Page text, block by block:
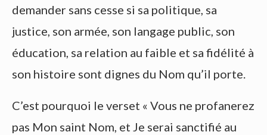
demander sans cesse si sa politique, sa
justice, son armée, son langage public, son
éducation, sa relation au faible et sa fidélité à
son histoire sont dignes du Nom qu’il porte.
C’est pourquoi le verset « Vous ne profanerez
pas Mon saint Nom, et Je serai sanctifié au